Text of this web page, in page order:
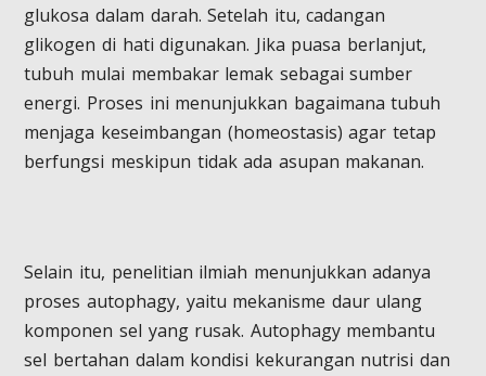
glukosa dalam darah. Setelah itu, cadangan
glikogen di hati digunakan. Jika puasa berlanjut,
tubuh mulai membakar lemak sebagai sumber
energi. Proses ini menunjukkan bagaimana tubuh
menjaga keseimbangan (homeostasis) agar tetap
berfungsi meskipun tidak ada asupan makanan.
Selain itu, penelitian ilmiah menunjukkan adanya
proses autophagy, yaitu mekanisme daur ulang
komponen sel yang rusak. Autophagy membantu
sel bertahan dalam kondisi kekurangan nutrisi dan